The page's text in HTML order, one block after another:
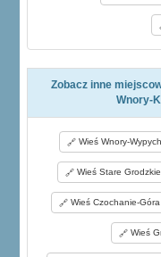
Zobacz inne
Wnory-
Wieś Wnory-
Wieś Stare
Wieś Czochanie-Góra
Wieś